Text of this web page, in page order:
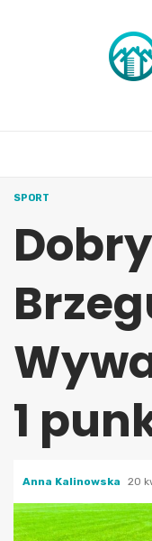
SPORT
1
Anna Kalinowska 20